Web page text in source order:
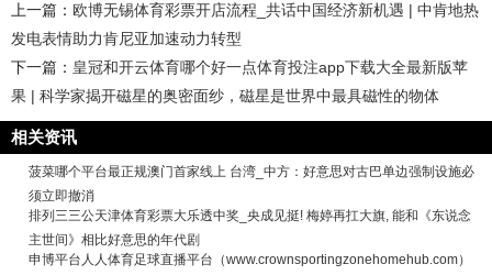
上一篇： 欧博无锡体育彩票开店流程_共话中国经济新机遇 | 中肯地热
发电表情助力肯尼亚加速动力转型
下一篇： 皇冠和开云体育哪个好一点体育投注app下载大全最新版苹
果 | 科学家揭开磁星的奥密面纱，磁星是世界中最具磁性的物体
相关资讯
菠菜哪个平台最正规澳门首家线上 台湾_中方：好意思对古巴单边强制设施必
须立即撤消
排列三三公天津体育彩票大乐透中奖_央成见挺! 梅婷再扛大旗, 能和《东说念
主世间》相比好意思的年代剧
申博平台人人体育足球直播平台（www.crownsportingzonehomehub.com）